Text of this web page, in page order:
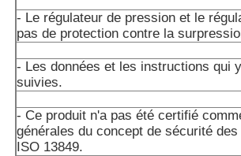
- Le régulateur de pression et le
pas de protection contre la
- Les données et les instructions qui
suivies.
- Ce produit n'a pas été certifié
générales du concept de sécurité
ISO 13849.